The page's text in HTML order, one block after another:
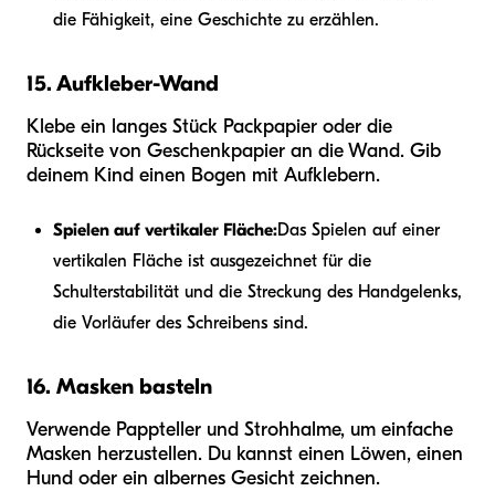
die Fähigkeit, eine Geschichte zu erzählen.
15. Aufkleber-Wand
Klebe ein langes Stück Packpapier oder die
Rückseite von Geschenkpapier an die Wand. Gib
deinem Kind einen Bogen mit Aufklebern.
Spielen auf vertikaler Fläche:Das Spielen auf einer
vertikalen Fläche ist ausgezeichnet für die
Schulterstabilität und die Streckung des Handgelenks,
die Vorläufer des Schreibens sind.
16. Masken basteln
Verwende Pappteller und Strohhalme, um einfache
Masken herzustellen. Du kannst einen Löwen, einen
Hund oder ein albernes Gesicht zeichnen.